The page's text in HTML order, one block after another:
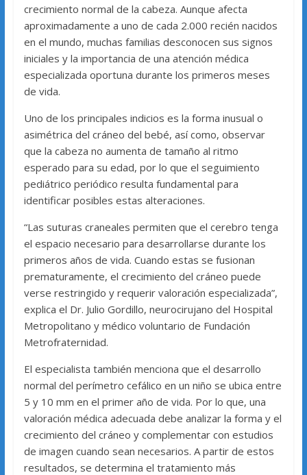
crecimiento normal de la cabeza. Aunque afecta
aproximadamente a uno de cada 2.000 recién nacidos
en el mundo, muchas familias desconocen sus signos
iniciales y la importancia de una atención médica
especializada oportuna durante los primeros meses
de vida.
Uno de los principales indicios es la forma inusual o
asimétrica del cráneo del bebé, así como, observar
que la cabeza no aumenta de tamaño al ritmo
esperado para su edad, por lo que el seguimiento
pediátrico periódico resulta fundamental para
identificar posibles estas alteraciones.
“Las suturas craneales permiten que el cerebro tenga
el espacio necesario para desarrollarse durante los
primeros años de vida. Cuando estas se fusionan
prematuramente, el crecimiento del cráneo puede
verse restringido y requerir valoración especializada”,
explica el Dr. Julio Gordillo, neurocirujano del Hospital
Metropolitano y médico voluntario de Fundación
Metrofraternidad.
El especialista también menciona que el desarrollo
normal del perímetro cefálico en un niño se ubica entre
5 y 10 mm en el primer año de vida. Por lo que, una
valoración médica adecuada debe analizar la forma y el
crecimiento del cráneo y complementar con estudios
de imagen cuando sean necesarios. A partir de estos
resultados, se determina el tratamiento más